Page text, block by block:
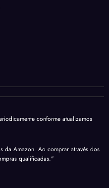
conforme atualizamos
da Amazon. Ao comprar através dos
qualificadas."